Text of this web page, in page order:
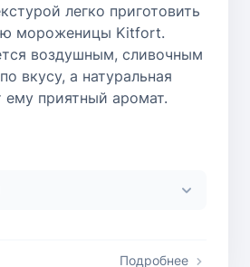
легко приготовить
мороженицы Kitfort.
воздушным, сливочным
вкусу, а натуральная
ему приятный аромат.
Подробнее